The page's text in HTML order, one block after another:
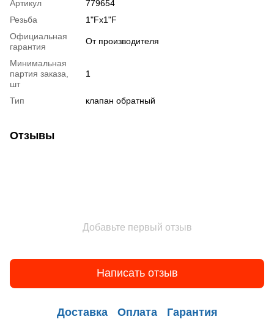
Артикул
779654
Резьба
1"Fx1"F
Официальная
гарантия
От производителя
Минимальная
партия заказа,
шт
1
Тип клапан обратный
Отзывы
Добавьте первый отзыв
Написать отзыв
Доставка Оплата Гарантия